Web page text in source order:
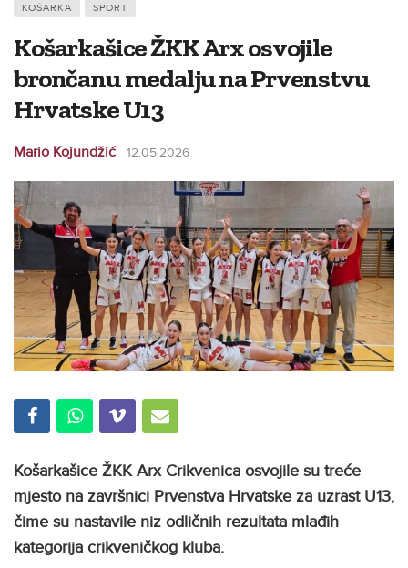
KOŠARKA SPORT
Košarkašice ŽKK Arx osvojile
brončanu medalju na Prvenstvu
Hrvatske U13
Mario Kojundžić 12.05.2026
Košarkašice ŽKK Arx Crikvenica osvojile su treće
mjesto na završnici Prvenstva Hrvatske za uzrast U13,
čime su nastavile niz odličnih rezultata mlađih
kategorija crikveničkog kluba.